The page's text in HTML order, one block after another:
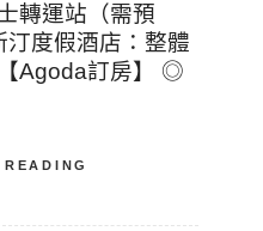
轉運站（需預
度假酒店：整體
Agoda訂房】 ◎